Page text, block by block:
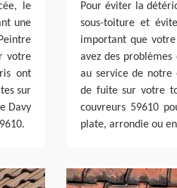
le
une
votre
ont
sur
Davy
Pour éviter la
sous-toiture et
important que
avez des
au service de notre
de fuite sur votre
couvreurs 59610
plate, arrondie ou